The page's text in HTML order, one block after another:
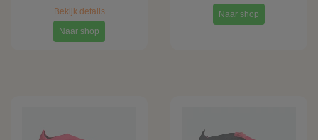
Bekijk details
Naar shop
Naar shop